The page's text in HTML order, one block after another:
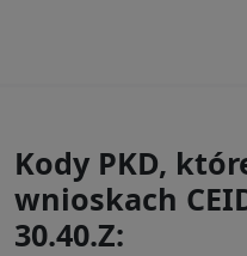
Kody PKD,
wnioskach
30.40.Z: